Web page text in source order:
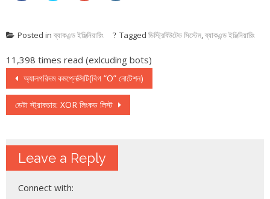
Posted in ব্যাকএন্ড ইঞ্জিনিয়ারিং Tagged ডিস্ট্রিবিউটেড সিস্টেম,ব্যাকএন্ড ইঞ্জিনিয়ারিং
11,398 times read (exlcuding bots)
Post navigation
অ্যালগরিদম কমপ্লেক্সিটি(বিগ “O” নোটেশন)
ডেটা স্ট্রাকচার: XOR লিংকড লিস্ট
Leave a Reply
Connect with: